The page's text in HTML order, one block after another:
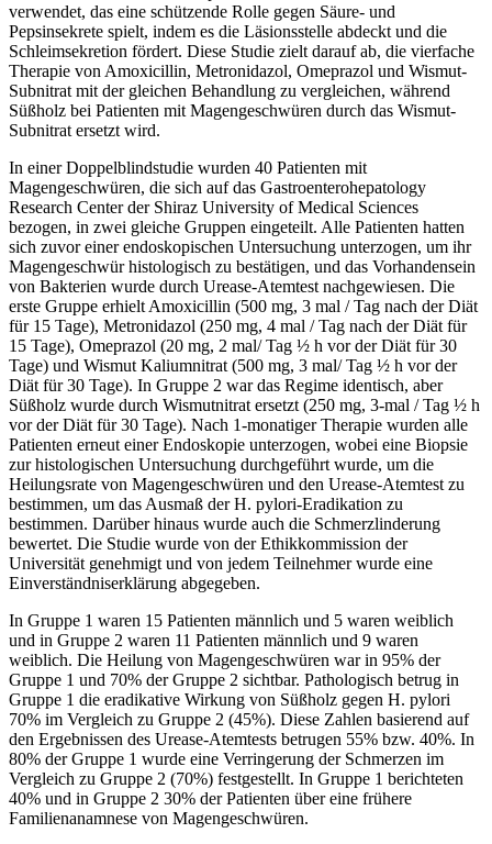
verwendet, das eine schützende Rolle gegen Säure- und
Pepsinsekrete spielt, indem es die Läsionsstelle abdeckt und die
Schleimsekretion fördert. Diese Studie zielt darauf ab, die vierfache
Therapie von Amoxicillin, Metronidazol, Omeprazol und Wismut-
Subnitrat mit der gleichen Behandlung zu vergleichen, während
Süßholz bei Patienten mit Magengeschwüren durch das Wismut-
Subnitrat ersetzt wird.
In einer Doppelblindstudie wurden 40 Patienten mit
Magengeschwüren, die sich auf das Gastroenterohepatology
Research Center der Shiraz University of Medical Sciences
bezogen, in zwei gleiche Gruppen eingeteilt. Alle Patienten hatten
sich zuvor einer endoskopischen Untersuchung unterzogen, um ihr
Magengeschwür histologisch zu bestätigen, und das Vorhandensein
von Bakterien wurde durch Urease-Atemtest nachgewiesen. Die
erste Gruppe erhielt Amoxicillin (500 mg, 3 mal / Tag nach der Diät
für 15 Tage), Metronidazol (250 mg, 4 mal / Tag nach der Diät für
15 Tage), Omeprazol (20 mg, 2 mal/ Tag ½ h vor der Diät für 30
Tage) und Wismut Kaliumnitrat (500 mg, 3 mal/ Tag ½ h vor der
Diät für 30 Tage). In Gruppe 2 war das Regime identisch, aber
Süßholz wurde durch Wismutnitrat ersetzt (250 mg, 3-mal / Tag ½ h
vor der Diät für 30 Tage). Nach 1-monatiger Therapie wurden alle
Patienten erneut einer Endoskopie unterzogen, wobei eine Biopsie
zur histologischen Untersuchung durchgeführt wurde, um die
Heilungsrate von Magengeschwüren und den Urease-Atemtest zu
bestimmen, um das Ausmaß der H. pylori-Eradikation zu
bestimmen. Darüber hinaus wurde auch die Schmerzlinderung
bewertet. Die Studie wurde von der Ethikkommission der
Universität genehmigt und von jedem Teilnehmer wurde eine
Einverständniserklärung abgegeben.
In Gruppe 1 waren 15 Patienten männlich und 5 waren weiblich
und in Gruppe 2 waren 11 Patienten männlich und 9 waren
weiblich. Die Heilung von Magengeschwüren war in 95% der
Gruppe 1 und 70% der Gruppe 2 sichtbar. Pathologisch betrug in
Gruppe 1 die eradikative Wirkung von Süßholz gegen H. pylori
70% im Vergleich zu Gruppe 2 (45%). Diese Zahlen basierend auf
den Ergebnissen des Urease-Atemtests betrugen 55% bzw. 40%. In
80% der Gruppe 1 wurde eine Verringerung der Schmerzen im
Vergleich zu Gruppe 2 (70%) festgestellt. In Gruppe 1 berichteten
40% und in Gruppe 2 30% der Patienten über eine frühere
Familienanamnese von Magengeschwüren.